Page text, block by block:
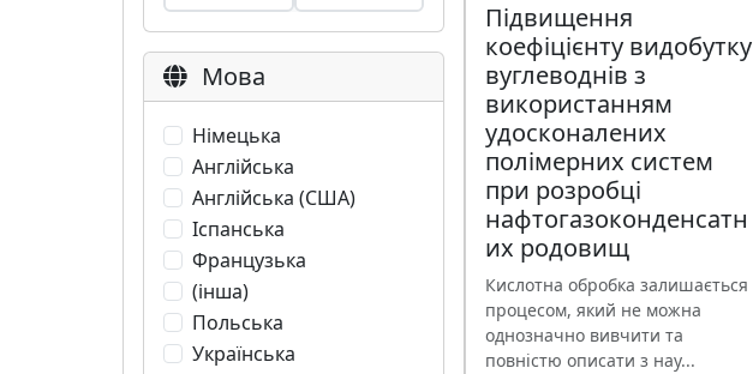
Мова
Німецька
Англійська
Англійська (США)
Іспанська
Французька
(інша)
Польська
Українська
Підвищення
коефіцієнту видобутку
вуглеводнів з
використанням
удосконалених
полімерних систем
при розробці
нафтогазоконденсатн
их родовищ
Кислотна обробка залишається
процесом, який не можна
однозначно вивчити та
повністю описати з нау...